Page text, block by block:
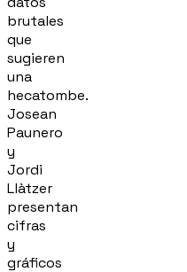
brutales
que
sugieren
una
hecatombe.
Josean
Paunero
y
Jordi
Llàtzer
presentan
cifras
y
gráficos